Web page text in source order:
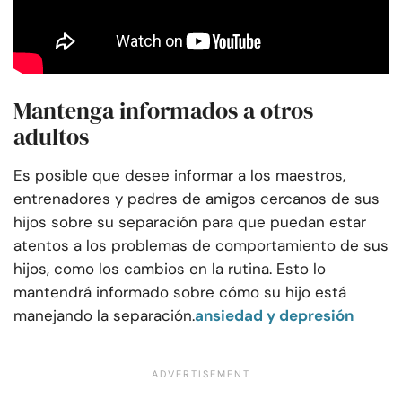
Mantenga informados a otros
adultos
Es posible que desee informar a los maestros,
entrenadores y padres de amigos cercanos de sus
hijos sobre su separación para que puedan estar
atentos a los problemas de comportamiento de sus
hijos, como los cambios en la rutina. Esto lo
mantendrá informado sobre cómo su hijo está
manejando la separación.ansiedad y depresión